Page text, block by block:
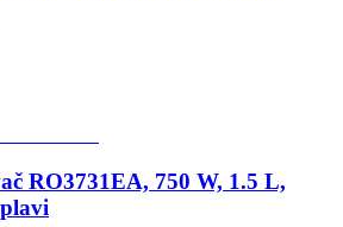
RO3731EA, 750 W, 1.5 L,